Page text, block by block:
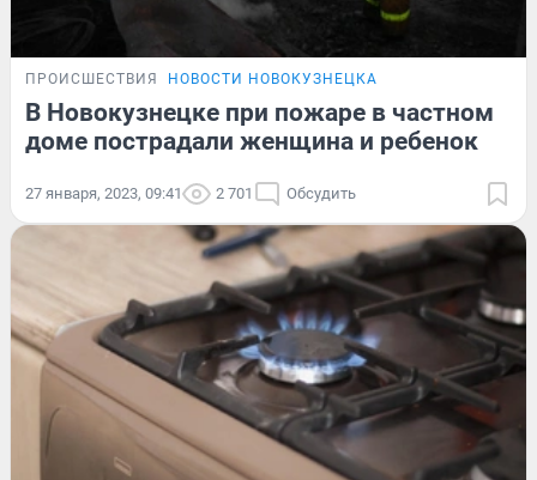
ПРОИСШЕСТВИЯ НОВОСТИ НОВОКУЗНЕЦКА
В Новокузнецке при пожаре в частном
доме пострадали женщина и ребенок
27 января, 2023, 09:41 2 701 Обсудить